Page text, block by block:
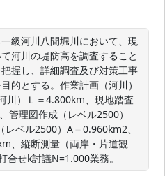
級河川八間堀川において、現
河川の堤防高を調査すること
握し、詳細調査及び対策工事
的とする。作業計画（河川）
川）Ｌ＝4.800km、現地踏査
管理図作成（レベル2500）
ベル2500）A＝0.960km2、
、縦断測量（両岸・片道観
合せk討議N=1.000業務。